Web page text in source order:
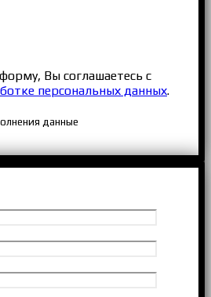
Вы соглашаетесь с
персональных данных.
данные